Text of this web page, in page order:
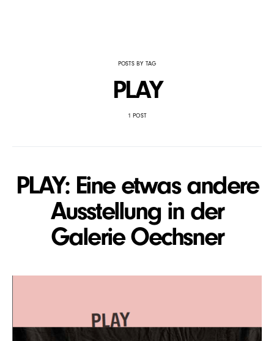
POSTS BY TAG
PLAY
1 POST
PLAY: Eine etwas andere
Ausstellung in der
Galerie Oechsner